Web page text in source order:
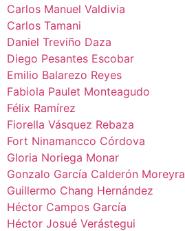
Carlos Manuel Valdivia
Carlos Tamani
Daniel Treviño Daza
Diego Pesantes Escobar
Emilio Balarezo Reyes
Fabiola Paulet Monteagudo
Félix Ramírez
Fiorella Vásquez Rebaza
Fort Ninamancco Córdova
Gloria Noriega Monar
Gonzalo García Calderón Moreyra
Guillermo Chang Hernández
Héctor Campos García
Héctor Josué Verástegui